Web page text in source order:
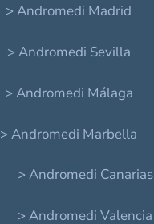
> Andromedi Madrid
> Andromedi Sevilla
> Andromedi Málaga
> Andromedi Marbella
> Andromedi Canarias
> Andromedi Valencia